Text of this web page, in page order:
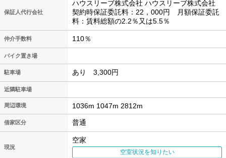
保証人代行会社
ハウスリーブ株式会社 ハウスリーブ株式会社
契約時保証委託料：22，000円 月額保証委託
料：賃料総額の2.2％又は5.5％
仲介手数料 110％
バイク置き場
駐車場 あり 3,300円
近隣駐車場
周辺環境 1036m 1047m 2812m
借家区分 普通
現況
空家
空室状況を知りたい